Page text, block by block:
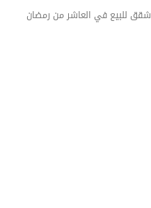
شقق للبيع في العاشر من رمضان